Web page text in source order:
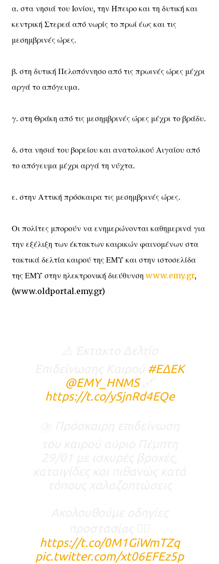
α. στα νησιά του Ιονίου, την Ήπειρο και τη δυτική και
κεντρική Στερεά από νωρίς το πρωί έως και τις
μεσημβρινές ώρες.
β. στη δυτική Πελοπόννησο από τις πρωινές ώρες μέχρι
αργά το απόγευμα.
γ. στη Θράκη από τις μεσημβρινές ώρες μέχρι το βράδυ.
δ. στα νησιά του βορείου και ανατολικού Αιγαίου από
το απόγευμα μέχρι αργά τη νύχτα.
ε. στην Αττική πρόσκαιρα τις μεσημβρινές ώρες.
Οι πολίτες μπορούν να ενημερώνονται καθημερινά για
την εξέλιξη των έκτακτων καιρικών φαινομένων στα
τακτικά δελτία καιρού της ΕΜΥ και στην ιστοσελίδα
της ΕΜΥ στην ηλεκτρονική διεύθυνση www.emy.gr,
(www.oldportal.emy.gr)
#ΕΔΕΚ
@EMY_HNMS🔗
https://t.co/ySjnRd4EQe
https://t.co/0M1GiWmTZq
pic.twitter.com/xt06EFEz5p